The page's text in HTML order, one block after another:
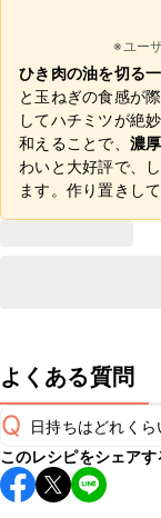
※ユー
ひき肉の油を切る
と玉ねぎの食感が
してハチミツが絶
和えることで、 濃
わいと大好評で、
ます。作り置きし
よくある質問
Q 日持ちはどれくら
こちらのレシピは
すすめします。
このレシピをシェアす